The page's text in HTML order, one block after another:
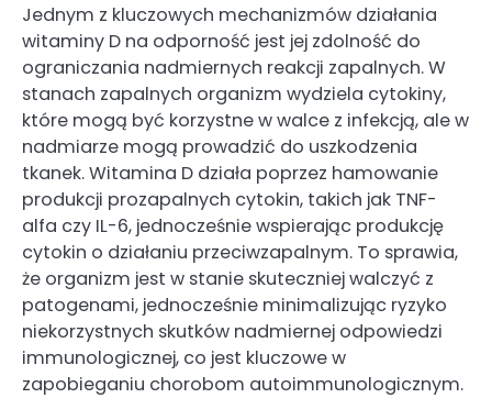
Jednym z kluczowych mechanizmów działania
witaminy D na odporność jest jej zdolność do
ograniczania nadmiernych reakcji zapalnych. W
stanach zapalnych organizm wydziela cytokiny,
które mogą być korzystne w walce z infekcją, ale w
nadmiarze mogą prowadzić do uszkodzenia
tkanek. Witamina D działa poprzez hamowanie
produkcji prozapalnych cytokin, takich jak TNF-
alfa czy IL-6, jednocześnie wspierając produkcję
cytokin o działaniu przeciwzapalnym. To sprawia,
że organizm jest w stanie skuteczniej walczyć z
patogenami, jednocześnie minimalizując ryzyko
niekorzystnych skutków nadmiernej odpowiedzi
immunologicznej, co jest kluczowe w
zapobieganiu chorobom autoimmunologicznym.